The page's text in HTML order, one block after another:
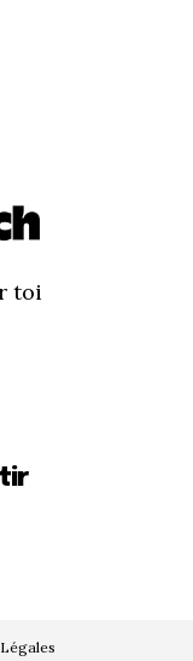
toi